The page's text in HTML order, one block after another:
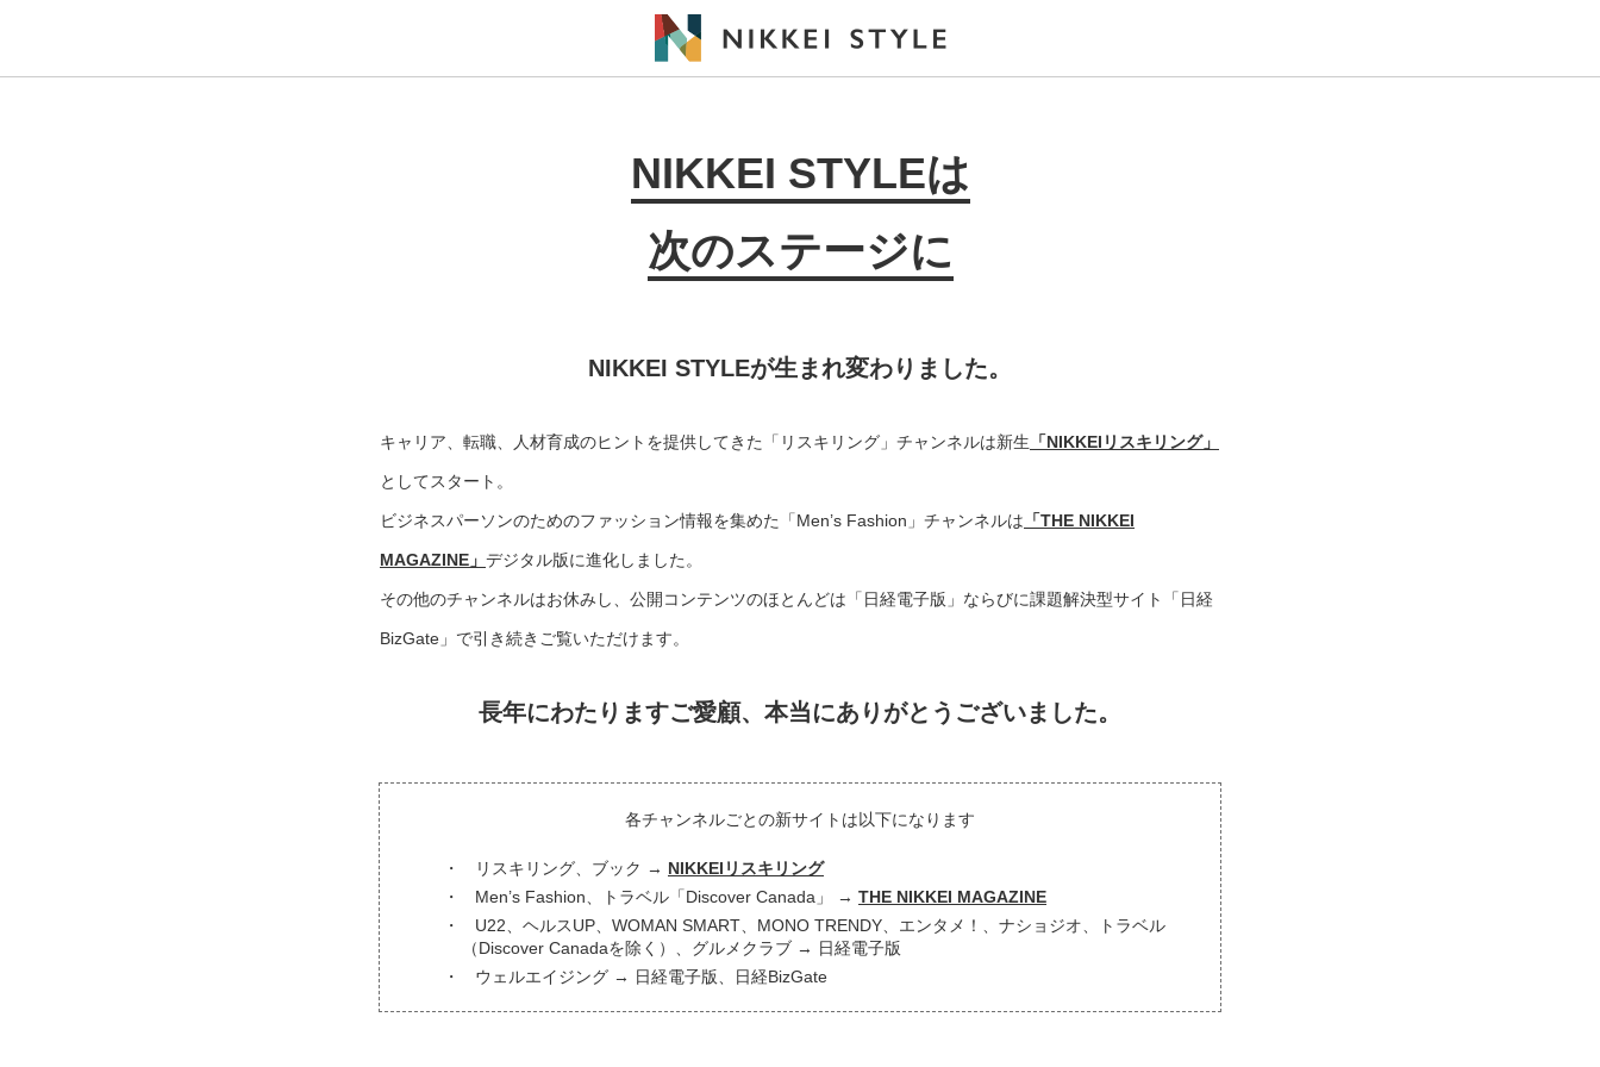
NIKKEI STYLEは
次のステージに
NIKKEI STYLEが生まれ変わりました。
キャリア、転職、人材育成のヒントを提供してきた「リスキリング」チャンネルは新生 「NIKKEIリスキリング」
としてスタート。
ビジネスパーソンのためのファッション情報を集めた「Men’s Fashion」チャンネルは 「THE NIKKEI
MAGAZINE」 デジタル版に進化しました。
その他のチャンネルはお休みし、公開コンテンツのほとんどは「日経電子版」ならびに課題解決型サイト「日経
BizGate」で引き続きご覧いただけます。
長年にわたりますご愛顧、 本当にありがとうございました。
各チャンネルごとの新サイトは以下になります
リスキリング、ブック
NIKKEIリスキリング
Men’s Fashion、トラベル「Discover Canada」
THE NIKKEI MAGAZINE
U22、ヘルスUP、WOMAN SMART、MONO TRENDY、エンタメ！、ナショジオ、トラベル
（Discover Canadaを除く）、グルメクラブ
日経電子版
ウェルエイジング
日経電子版、日経BizGate